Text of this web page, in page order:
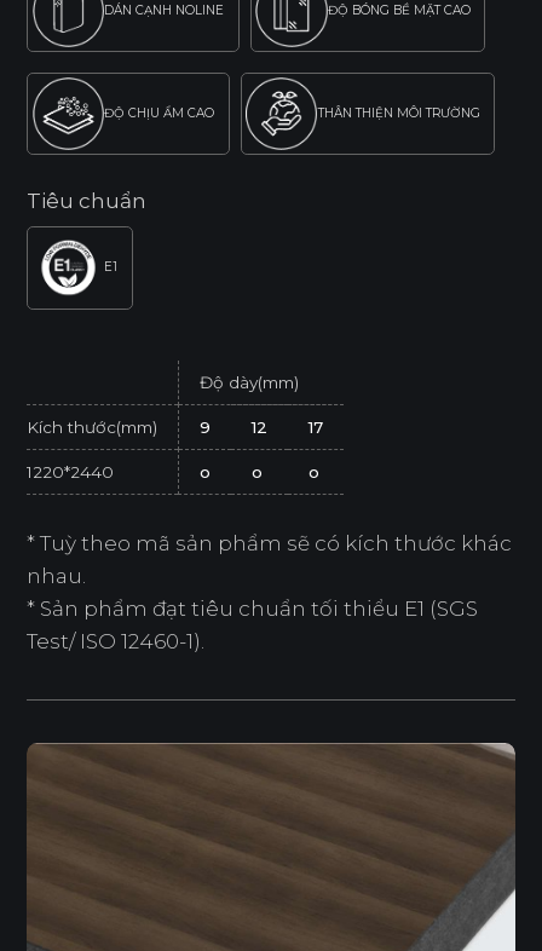
DÁN CẠNH NOLINE ĐỘ BÓNG BỀ MẶT CAO
ĐỘ CHỊU ẨM CAO THÂN THIỆN MÔI TRƯỜNG
Tiêu chuẩn
E1
Độ dày(mm)
Kích thước(mm) 9 12 17
1220*2440 o o o
* Tuỳ theo mã sản phẩm sẽ có kích thước khác
nhau.
* Sản phẩm đạt tiêu chuẩn tối thiểu E1 (SGS
Test/ ISO 12460-1).